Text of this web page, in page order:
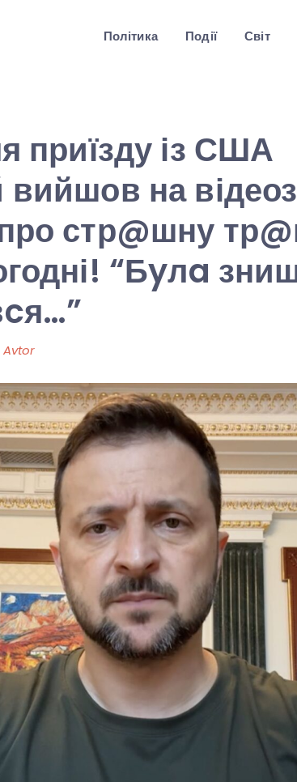
Політика Події Світ
приїзду із США
на
стр@шну
“Бyлa
Avtor